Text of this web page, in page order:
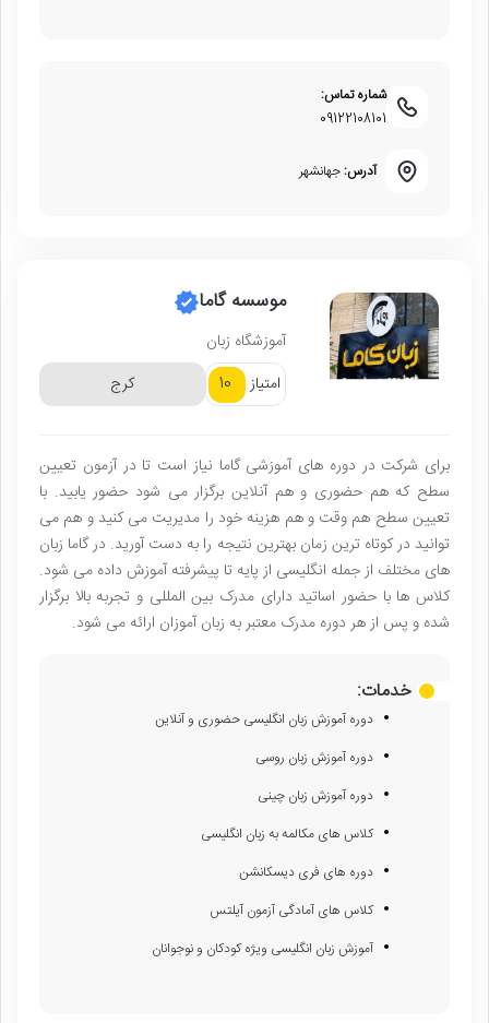
شماره تماس:
09122108101
آدرس:جهانشهر
موسسه گاما
آموزشگاه زبان
امتیاز
10 کرج
برای شرکت در دوره های آموزشی گاما نیاز است تا در آزمون تعیین
سطح که هم حضوری و هم آنلاین برگزار می شود حضور یابید. با
تعیین سطح هم وقت و هم هزینه خود را مدیریت می کنید و هم می
توانید در کوتاه ترین زمان بهترین نتیجه را به دست آورید. در گاما زبان
های مختلف از جمله انگلیسی از پایه تا پیشرفته آموزش داده می شود.
کلاس ها با حضور اساتید دارای مدرک بین المللی و تجربه بالا برگزار
شده و پس از هر دوره مدرک معتبر به زبان آموزان ارائه می شود.
خدمات:
دوره آموزش زبان انگلیسی حضوری و آنلاین
دوره آموزش زبان روسی
دوره آموزش زبان چینی
کلاس های مکالمه به زبان انگلیسی
دوره های فری دیسکانشن
کلاس های آمادگی آزمون آیلتس
آموزش زبان انگلیسی ویژه کودکان و نوجوانان